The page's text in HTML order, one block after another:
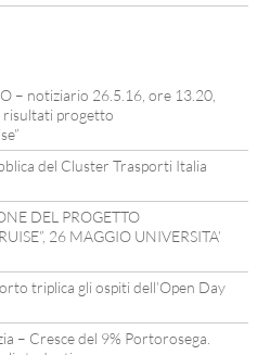
– notiziario 26.5.16, ore 13.20,
risultati progetto
del Cluster Trasporti Italia
DEL PROGETTO
26 MAGGIO UNIVERSITA’
triplica gli ospiti dell’Open Day
– Cresce del 9% Portorosega.